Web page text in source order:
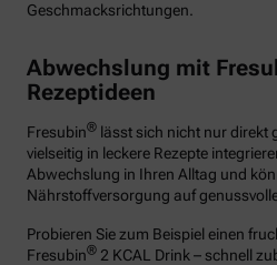
Geschmacksrichtungen.
Abwechslung mit
Rezeptideen
Fresubin® lässt sich nicht nur direkt
vielseitig in leckere Rezepte
Abwechslung in Ihren Alltag und
Nährstoffversorgung auf
Probieren Sie zum Beispiel einen
Fresubin® 2 KCAL Drink – schnell